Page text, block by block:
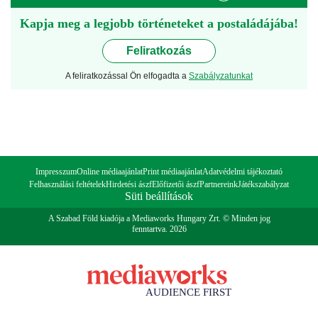
Kapja meg a legjobb történeteket a postaládájába!
Feliratkozás
A feliratkozással Ön elfogadta a Szabályzatunkat
ImpresszumOnline médiaajánlatPrint médiaajánlatAdatvédelmi tájékoztató
Felhasználási feltételekHirdetési ászfElőfizetői ászfPartnereinkJátékszabályzat
Süti beállítások
A Szabad Föld kiadója a Mediaworks Hungary Zrt. © Minden jog
fenntartva. 2026